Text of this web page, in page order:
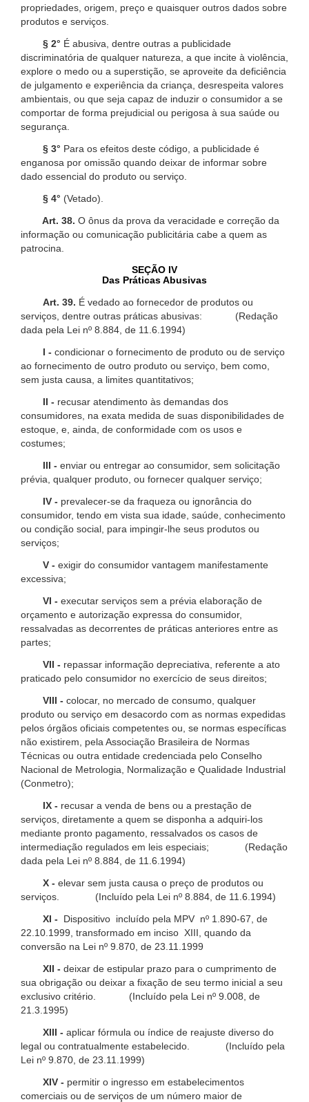
propriedades, origem, preço e quaisquer outros dados sobre
produtos e serviços.
§ 2° É abusiva, dentre outras a publicidade
discriminatória de qualquer natureza, a que incite à violência,
explore o medo ou a superstição, se aproveite da deficiência
de julgamento e experiência da criança, desrespeita valores
ambientais, ou que seja capaz de induzir o consumidor a se
comportar de forma prejudicial ou perigosa à sua saúde ou
segurança.
§ 3° Para os efeitos deste código, a publicidade é
enganosa por omissão quando deixar de informar sobre
dado essencial do produto ou serviço.
§ 4° (Vetado).
Art. 38. O ônus da prova da veracidade e correção da
informação ou comunicação publicitária cabe a quem as
patrocina.
SEÇÃO IV
Das Práticas Abusivas
Art. 39. É vedado ao fornecedor de produtos ou
serviços, dentre outras práticas abusivas: (Redação
dada pela Lei nº 8.884, de 11.6.1994)
I - condicionar o fornecimento de produto ou de serviço
ao fornecimento de outro produto ou serviço, bem como,
sem justa causa, a limites quantitativos;
II - recusar atendimento às demandas dos
consumidores, na exata medida de suas disponibilidades de
estoque, e, ainda, de conformidade com os usos e
costumes;
III - enviar ou entregar ao consumidor, sem solicitação
prévia, qualquer produto, ou fornecer qualquer serviço;
IV - prevalecer-se da fraqueza ou ignorância do
consumidor, tendo em vista sua idade, saúde, conhecimento
ou condição social, para impingir-lhe seus produtos ou
serviços;
V - exigir do consumidor vantagem manifestamente
excessiva;
VI - executar serviços sem a prévia elaboração de
orçamento e autorização expressa do consumidor,
ressalvadas as decorrentes de práticas anteriores entre as
partes;
VII - repassar informação depreciativa, referente a ato
praticado pelo consumidor no exercício de seus direitos;
VIII - colocar, no mercado de consumo, qualquer
produto ou serviço em desacordo com as normas expedidas
pelos órgãos oficiais competentes ou, se normas específicas
não existirem, pela Associação Brasileira de Normas
Técnicas ou outra entidade credenciada pelo Conselho
Nacional de Metrologia, Normalização e Qualidade Industrial
(Conmetro);
IX - recusar a venda de bens ou a prestação de
serviços, diretamente a quem se disponha a adquiri-los
mediante pronto pagamento, ressalvados os casos de
intermediação regulados em leis especiais; (Redação
dada pela Lei nº 8.884, de 11.6.1994)
X - elevar sem justa causa o preço de produtos ou
serviços. (Incluído pela Lei nº 8.884, de 11.6.1994)
XI -
Dispositivo incluído pela MPV nº 1.890-67, de
22.10.1999, transformado em inciso XIII, quando da
conversão na Lei nº 9.870, de 23.11.1999
XII - deixar de estipular prazo para o cumprimento de
sua obrigação ou deixar a fixação de seu termo inicial a seu
exclusivo critério. (Incluído pela Lei nº 9.008, de
21.3.1995)
XIII - aplicar fórmula ou índice de reajuste diverso do
legal ou contratualmente estabelecido. (Incluído pela
Lei nº 9.870, de 23.11.1999)
XIV - permitir o ingresso em estabelecimentos
comerciais ou de serviços de um número maior de